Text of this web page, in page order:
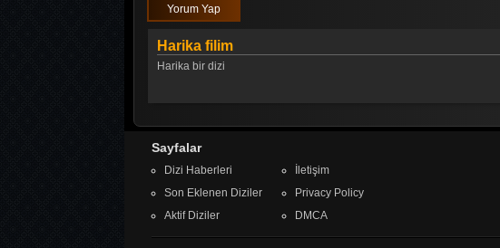
Yorum Yap
Harika filim
Harika bir dizi
Sayfalar
Dizi Haberleri
İletişim
Son Eklenen Diziler
Privacy Policy
Aktif Diziler
DMCA